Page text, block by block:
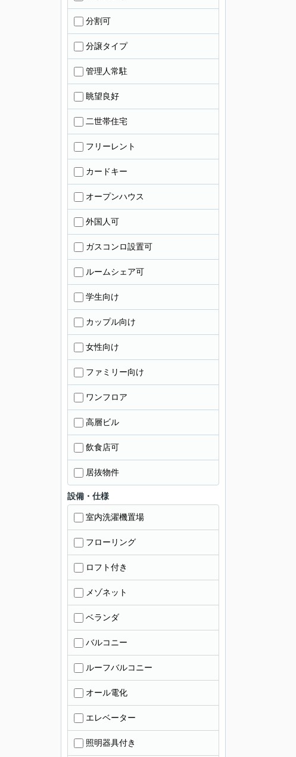
分割可
分譲タイプ
管理人常駐
眺望良好
二世帯住宅
フリーレント
カードキー
オープンハウス
外国人可
ガスコンロ設置可
ルームシェア可
学生向け
カップル向け
女性向け
ファミリー向け
ワンフロア
高層ビル
飲食店可
居抜物件
設備・仕様
室内洗濯機置場
フローリング
ロフト付き
メゾネット
ベランダ
バルコニー
ルーフバルコニー
オール電化
エレベーター
照明器具付き